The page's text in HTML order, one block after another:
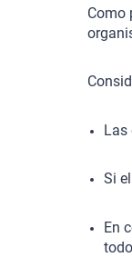
Como
Las
Si
En